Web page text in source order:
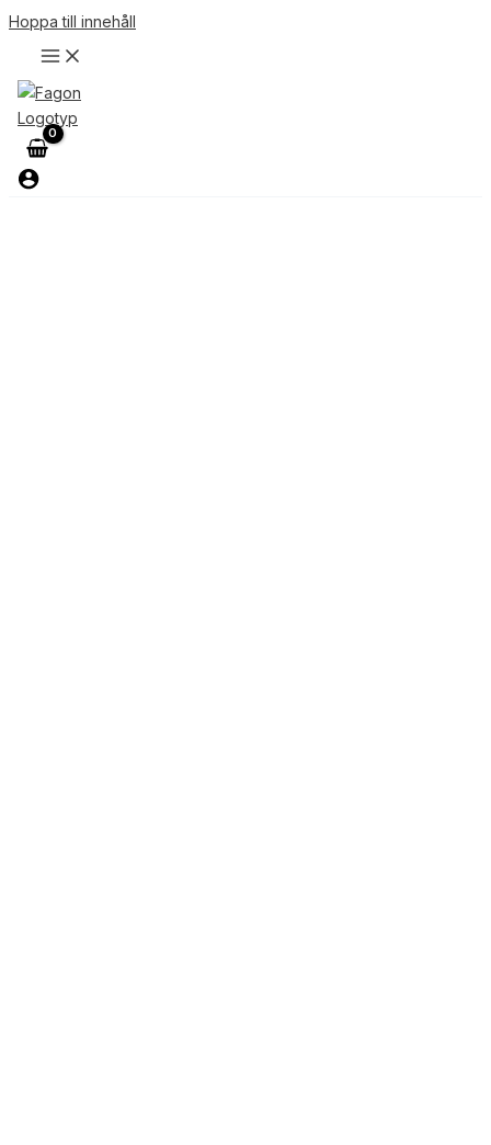
Hoppa till innehåll